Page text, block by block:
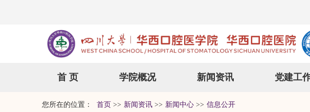
首 页 学院概况 新闻资讯 党建工
您所在的位置： 首页 >> 新闻资讯 >> 新闻中心 >> 信息公开